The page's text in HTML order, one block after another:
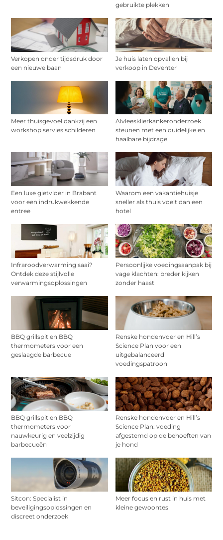
gebruikte plekken
Verkopen onder tijdsdruk door
een nieuwe baan
Je huis laten opvallen bij
verkoop in Deventer
Meer thuisgevoel dankzij een
workshop servies schilderen
Alvleesklierkankeronderzoek
steunen met een duidelijke en
haalbare bijdrage
Een luxe gietvloer in Brabant
voor een indrukwekkende
entree
Waarom een vakantiehuisje
sneller als thuis voelt dan een
hotel
Infraroodverwarming saai?
Ontdek deze stijlvolle
verwarmingsoplossingen
Persoonlijke voedingsaanpak bij
vage klachten: breder kijken
zonder haast
BBQ grillspit en BBQ
thermometers voor een
geslaagde barbecue
Renske hondenvoer en Hill’s
Science Plan voor een
uitgebalanceerd
voedingspatroon
BBQ grillspit en BBQ
thermometers voor
nauwkeurig en veelzijdig
barbecueën
Renske hondenvoer en Hill’s
Science Plan: voeding
afgestemd op de behoeften van
je hond
Sitcon: Specialist in
beveiligingsoplossingen en
discreet onderzoek
Meer focus en rust in huis met
kleine gewoontes